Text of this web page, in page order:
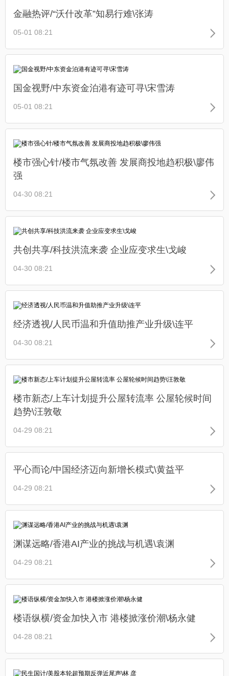
金融热评/“沃什改革”知易行难\张涛
05-01 08:21
国金视野/中东资金泊港有迹可寻\宋雪涛
05-01 08:21
楼市强心针/楼市气氛改善 发展商投地趋积极\廖伟
强
04-30 08:21
共创共享/科技洪流来袭 企业应变求生\戈峻
04-30 08:21
经济透视/人民币温和升值助推产业升级\连平
04-30 08:21
楼市新态/上车计划提升公屋转流率 公屋轮候时间
趋势\汪敦敬
04-29 08:21
平心而论/中国经济迈向新增长模式\黄益平
04-29 08:21
渊谋远略/香港AI产业的挑战与机遇\袁渊
04-29 08:21
楼语纵横/资金加快入市 港楼掀涨价潮\杨永健
04-28 08:21